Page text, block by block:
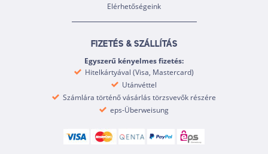
Elérhetőségeink
FIZETÉS & SZÁLLÍTÁS
Egyszerű kényelmes fizetés:
Hitelkártyával (Visa, Mastercard)
Utánvéttel
Számlára történő vásárlás törzsvevők részére
eps-Überweisung